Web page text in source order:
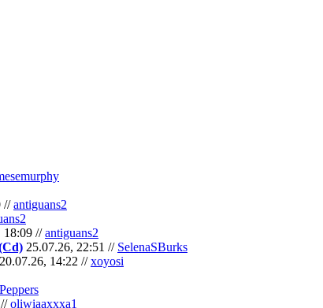
//antiguans2
18:09 //antiguans2
25.07.26, 22:51 // SelenaSBurks
20.07.26, 14:22 //xoyosi
oliwiaaxxxa1